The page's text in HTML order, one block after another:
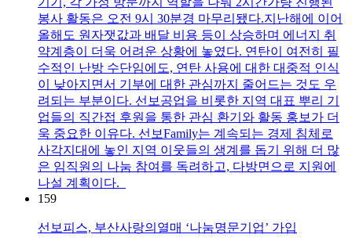
봉사 활동은 오전 9시 30분경 마무리됐다.지난해에 이어
올해도 원자잿값과 배달 비용 등이 상승하며 에너지 취
약계층이 더욱 어려운 상황에 놓였다. 연탄이 여전히 필
수적인 난방 수단임에도, 연탄 사용에 대한 대중적 인식
이 낮아지면서 기부에 대한 관심까지 줄어드는 것도 우
려되는 부분이다. 선보공업을 비롯한 지역 대표 뿌리 기
업들의 직간접 후원을 통한 관심 환기와 활동 홍보가 더
욱 중요한 이유다. 선보Family는 계속되는 경제 침체로
사각지대에 놓인 지역 이웃들의 생계를 돕기 위해 더 많
은 임직원의 나눔 참여를 독려하고, 다방면으로 지원에
나설 계획이다​.
159
선보피스, 부산사랑의열매 ‘나눔명문기업’ 가입